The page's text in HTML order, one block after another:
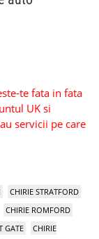
te fata in fata
UK si
servicii pe care
CHIRIE STRATFORD
CHIRIE ROMFORD
GATE
CHIRIE